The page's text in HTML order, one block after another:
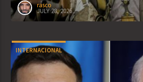
rasco
JULY 28, 2026
INTERNACIONAL